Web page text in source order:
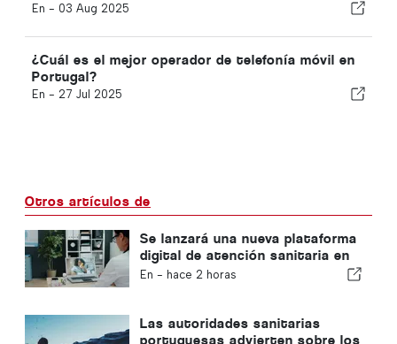
En - 03 Aug 2025
¿Cuál es el mejor operador de telefonía móvil en
Portugal?
En - 27 Jul 2025
Otros artículos de
Se lanzará una nueva plataforma
digital de atención sanitaria en
Portugal
En - hace 2 horas
Las autoridades sanitarias
portuguesas advierten sobre los